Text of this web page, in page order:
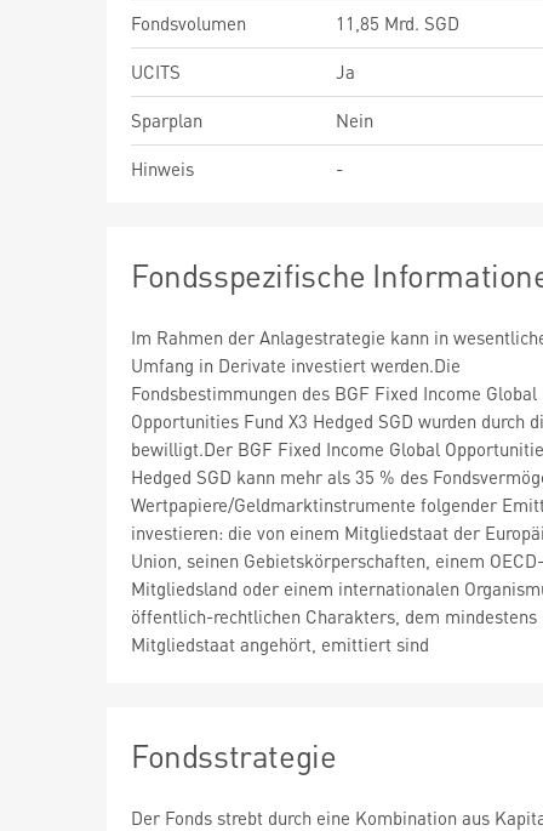
Fondsvolumen
11,85 Mrd. SGD
UCITS
Ja
Sparplan
Nein
Hinweis
-
Fondsspezifische
Im Rahmen der Anlagestrategie kann in
Umfang in Derivate investiert werden.Die
Fondsbestimmungen des BGF Fixed Income Global
Opportunities Fund X3 Hedged SGD wurden durch
bewilligt.Der BGF Fixed Income Global
Hedged SGD kann mehr als 35 % des
Wertpapiere/Geldmarktinstrumente folgender
investieren: die von einem Mitgliedstaat der
Union, seinen Gebietskörperschaften, einem OECD-
Mitgliedsland oder einem internationalen
öffentlich-rechtlichen Charakters, dem mindestens
Mitgliedstaat angehört, emittiert sind
Fondsstrategie
Der Fonds strebt durch eine Kombination aus